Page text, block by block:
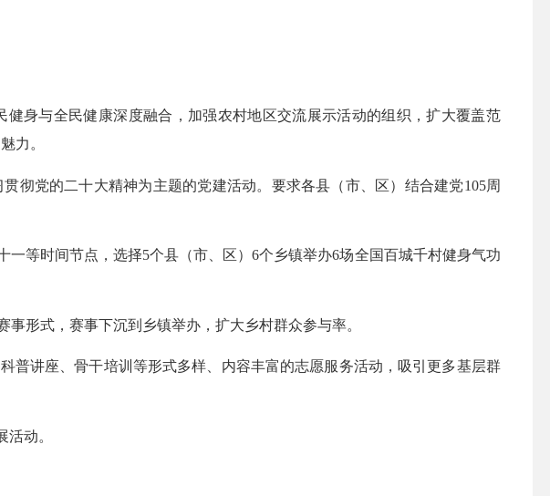
健身与全民健康深度融合，加强农村地区交流展示活动的组织，扩大覆盖范
力 。
贯彻党的二十大精神为主题的党建活动。 要求各县（市、区）结合建党105周
一等时间节点，选择5个县（市、区）6个乡镇举办6场全国百城千村健身气功
事形式，赛事下沉到 乡镇举办，扩大乡村群众参与率。
普讲座、骨干培训等形式多样、内容丰富的志愿服务活动，吸引更多基层群
动。